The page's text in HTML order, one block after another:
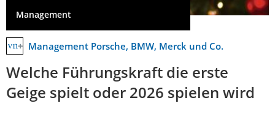
Management
Management Porsche, BMW, Merck und Co.
Welche Führungskraft die erste
Geige spielt oder 2026 spielen wird